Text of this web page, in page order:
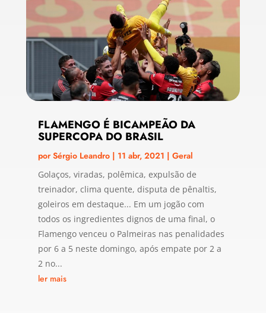
FLAMENGO É BICAMPEÃO DA
SUPERCOPA DO BRASIL
porSérgio Leandro| 11 abr, 2021 | Geral
Golaços, viradas, polêmica, expulsão de
treinador, clima quente, disputa de pênaltis,
goleiros em destaque... Em um jogão com
todos os ingredientes dignos de uma final, o
Flamengo venceu o Palmeiras nas penalidades
por 6 a 5 neste domingo, após empate por 2 a
2 no...
ler mais